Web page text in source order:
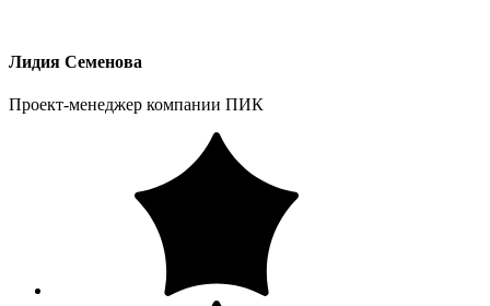
Лидия Семенова
Проект-менеджер компании ПИК